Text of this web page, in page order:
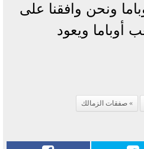
ونحن وافقنا على
أوباما ويعود
صفقات الزمالك